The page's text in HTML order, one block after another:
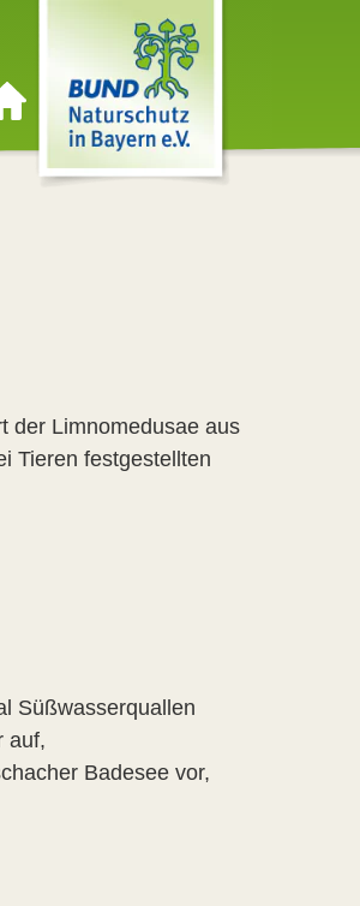
Startseite
der Limnomedusae aus
Tieren festgestellten
Süßwasserquallen
auf,
Badesee vor,